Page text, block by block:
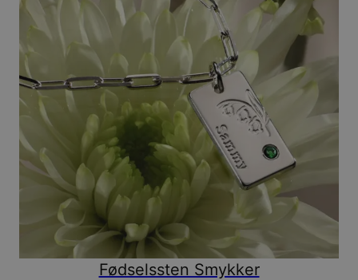
Fødselssten Smykker